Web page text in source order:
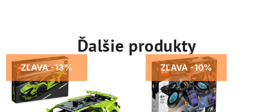
Ďalšie produkty
ZĽAVA -13% ZĽAVA -10%